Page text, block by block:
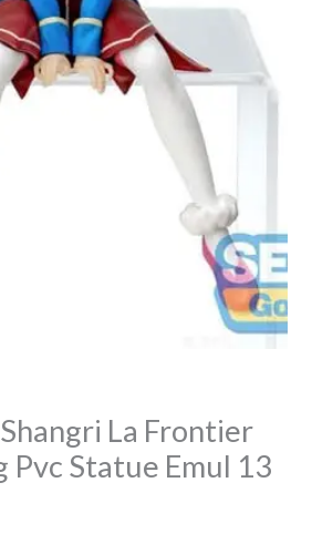
La Frontier
Pvc Statue Emul 13